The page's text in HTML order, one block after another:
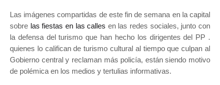
Las imágenes compartidas de este fin de semana en la capital
sobre las fiestas en las calles en las redes sociales, junto con
la defensa del turismo que han hecho los dirigentes del PP .
quienes lo califican de turismo cultural al tiempo que culpan al
Gobierno central y reclaman más policía, están siendo motivo
de polémica en los medios y tertulias informativas.